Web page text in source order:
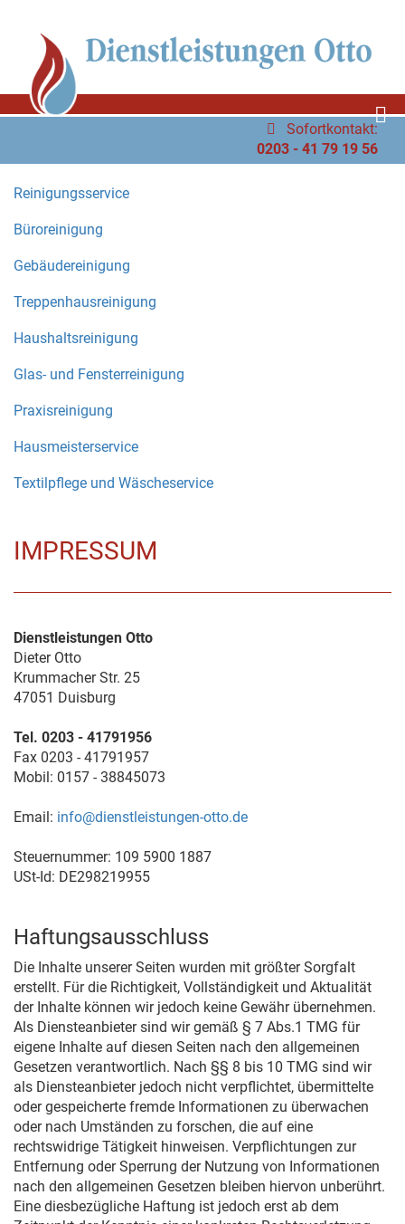
Sofortkontakt:
0203 - 41 79 19 56
Reinigungsservice
Büroreinigung
Gebäudereinigung
Treppenhausreinigung
Haushaltsreinigung
Glas- und Fensterreinigung
Praxisreinigung
Hausmeisterservice
Textilpflege und Wäscheservice
IMPRESSUM
Dienstleistungen Otto
Dieter Otto
Krummacher Str. 25
47051 Duisburg
Tel. 0203 - 41791956
Fax 0203 - 41791957
Mobil: 0157 - 38845073
Email: info@dienstleistungen-otto.de
Steuernummer: 109 5900 1887
USt-Id: DE298219955
Haftungsausschluss
Die Inhalte unserer Seiten wurden mit größter Sorgfalt
erstellt. Für die Richtigkeit, Vollständigkeit und Aktualität
der Inhalte können wir jedoch keine Gewähr übernehmen.
Als Diensteanbieter sind wir gemäß § 7 Abs.1 TMG für
eigene Inhalte auf diesen Seiten nach den allgemeinen
Gesetzen verantwortlich. Nach §§ 8 bis 10 TMG sind wir
als Diensteanbieter jedoch nicht verpflichtet, übermittelte
oder gespeicherte fremde Informationen zu überwachen
oder nach Umständen zu forschen, die auf eine
rechtswidrige Tätigkeit hinweisen. Verpflichtungen zur
Entfernung oder Sperrung der Nutzung von Informationen
nach den allgemeinen Gesetzen bleiben hiervon unberührt.
Eine diesbezügliche Haftung ist jedoch erst ab dem